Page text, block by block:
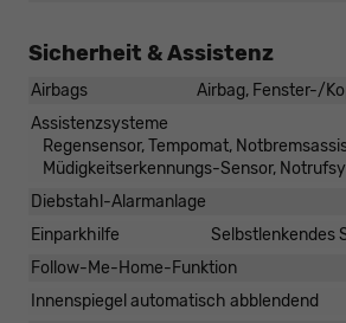
Sicherheit & Assistenz
Airbags
Airbag, Fenster-/
Assistenzsysteme
Regensensor, Tempomat,
Müdigkeitserkennungs-Sensor,
Diebstahl-Alarmanlage
Einparkhilfe
Selbstlenkendes
Follow-Me-Home-Funktion
Innenspiegel automatisch abblendend